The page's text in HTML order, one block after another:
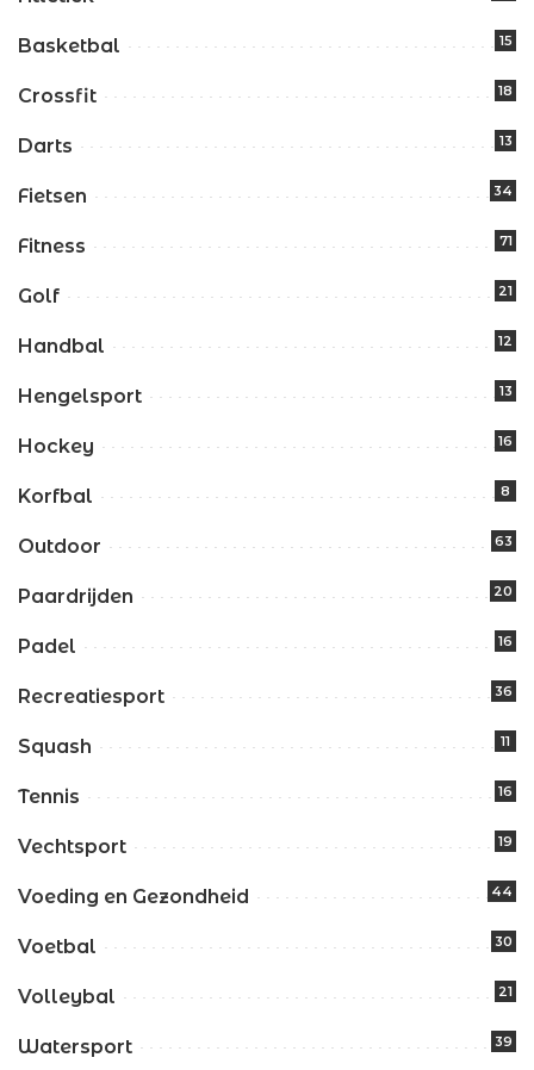
Basketbal 15
Crossfit 18
Darts 13
Fietsen 34
Fitness 71
Golf 21
Handbal 12
Hengelsport 13
Hockey 16
Korfbal 8
Outdoor 63
Paardrijden 20
Padel 16
Recreatiesport 36
Squash 11
Tennis 16
Vechtsport 19
Voeding en Gezondheid 44
Voetbal 30
Volleybal 21
Watersport 39